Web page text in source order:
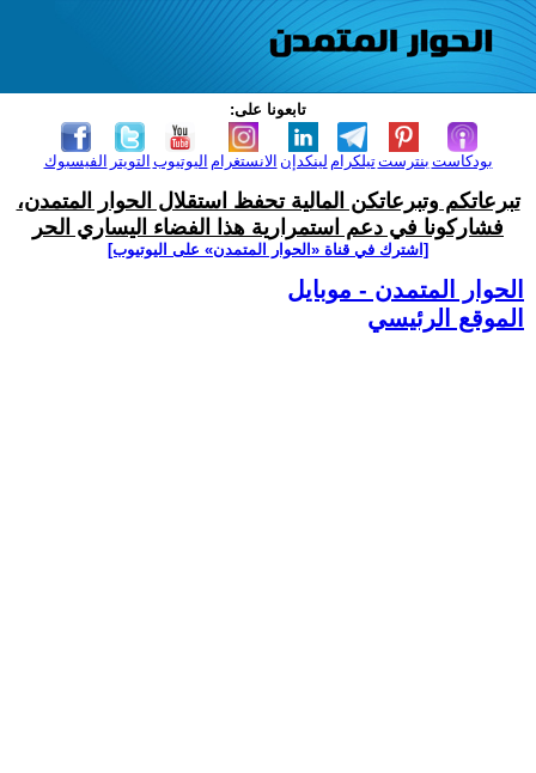
تابعونا على:
الفيسبوك التويتر اليوتيوب الانستغرام لينكدإن تيلكرامبنترست بودكاست
تبرعاتكم وتبرعاتكن المالية تحفظ استقلال الحوار المتمدن،
فشاركونا في دعم استمرارية هذا الفضاء اليساري الحر
[اشترك في قناة ‫«الحوار المتمدن» على اليوتيوب]
الحوار المتمدن - موبايل
الموقع الرئيسي